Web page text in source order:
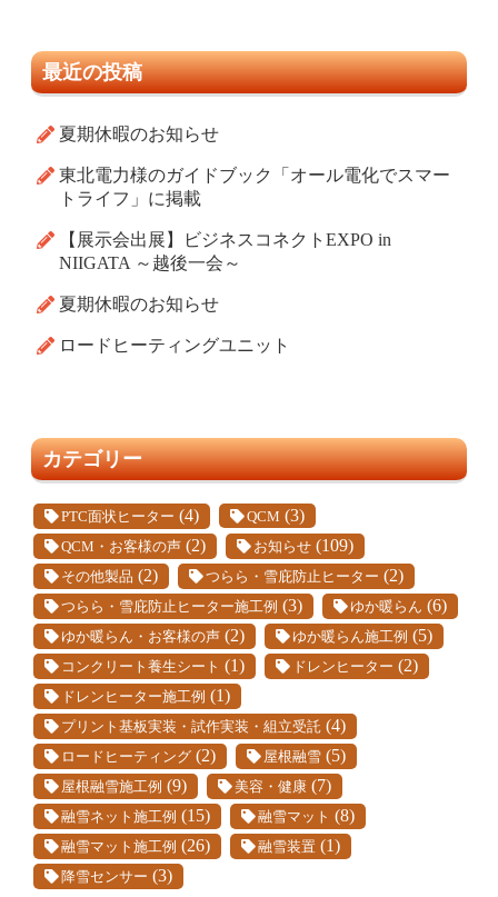
最近の投稿
夏期休暇のお知らせ
東北電力様のガイドブック「オール電化でスマー
トライフ」に掲載
【展示会出展】ビジネスコネクトEXPO in
NIIGATA ～越後一会～
夏期休暇のお知らせ
ロードヒーティングユニット
カテゴリー
PTC面状ヒーター (4) QCM (3)
QCM・お客様の声 (2) お知らせ (109)
その他製品 (2) つらら・雪庇防止ヒーター (2)
つらら・雪庇防止ヒーター施工例 (3) ゆか暖らん (6)
ゆか暖らん・お客様の声 (2) ゆか暖らん施工例 (5)
コンクリート養生シート (1) ドレンヒーター (2)
ドレンヒーター施工例 (1)
プリント基板実装・試作実装・組立受託 (4)
ロードヒーティング (2) 屋根融雪 (5)
屋根融雪施工例 (9) 美容・健康 (7)
融雪ネット施工例 (15) 融雪マット (8)
融雪マット施工例 (26) 融雪装置 (1)
降雪センサー (3)